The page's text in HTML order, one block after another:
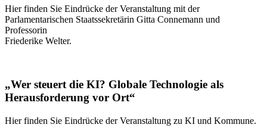
Hier finden Sie Eindrücke der Veranstaltung mit der
Parlamentarischen Staatssekretärin Gitta Connemann und
Professorin
Friederike Welter.
„Wer steuert die KI? Globale Technologie als
Herausforderung vor Ort“
Hier finden Sie Eindrücke der Veranstaltung zu KI und Kommune.